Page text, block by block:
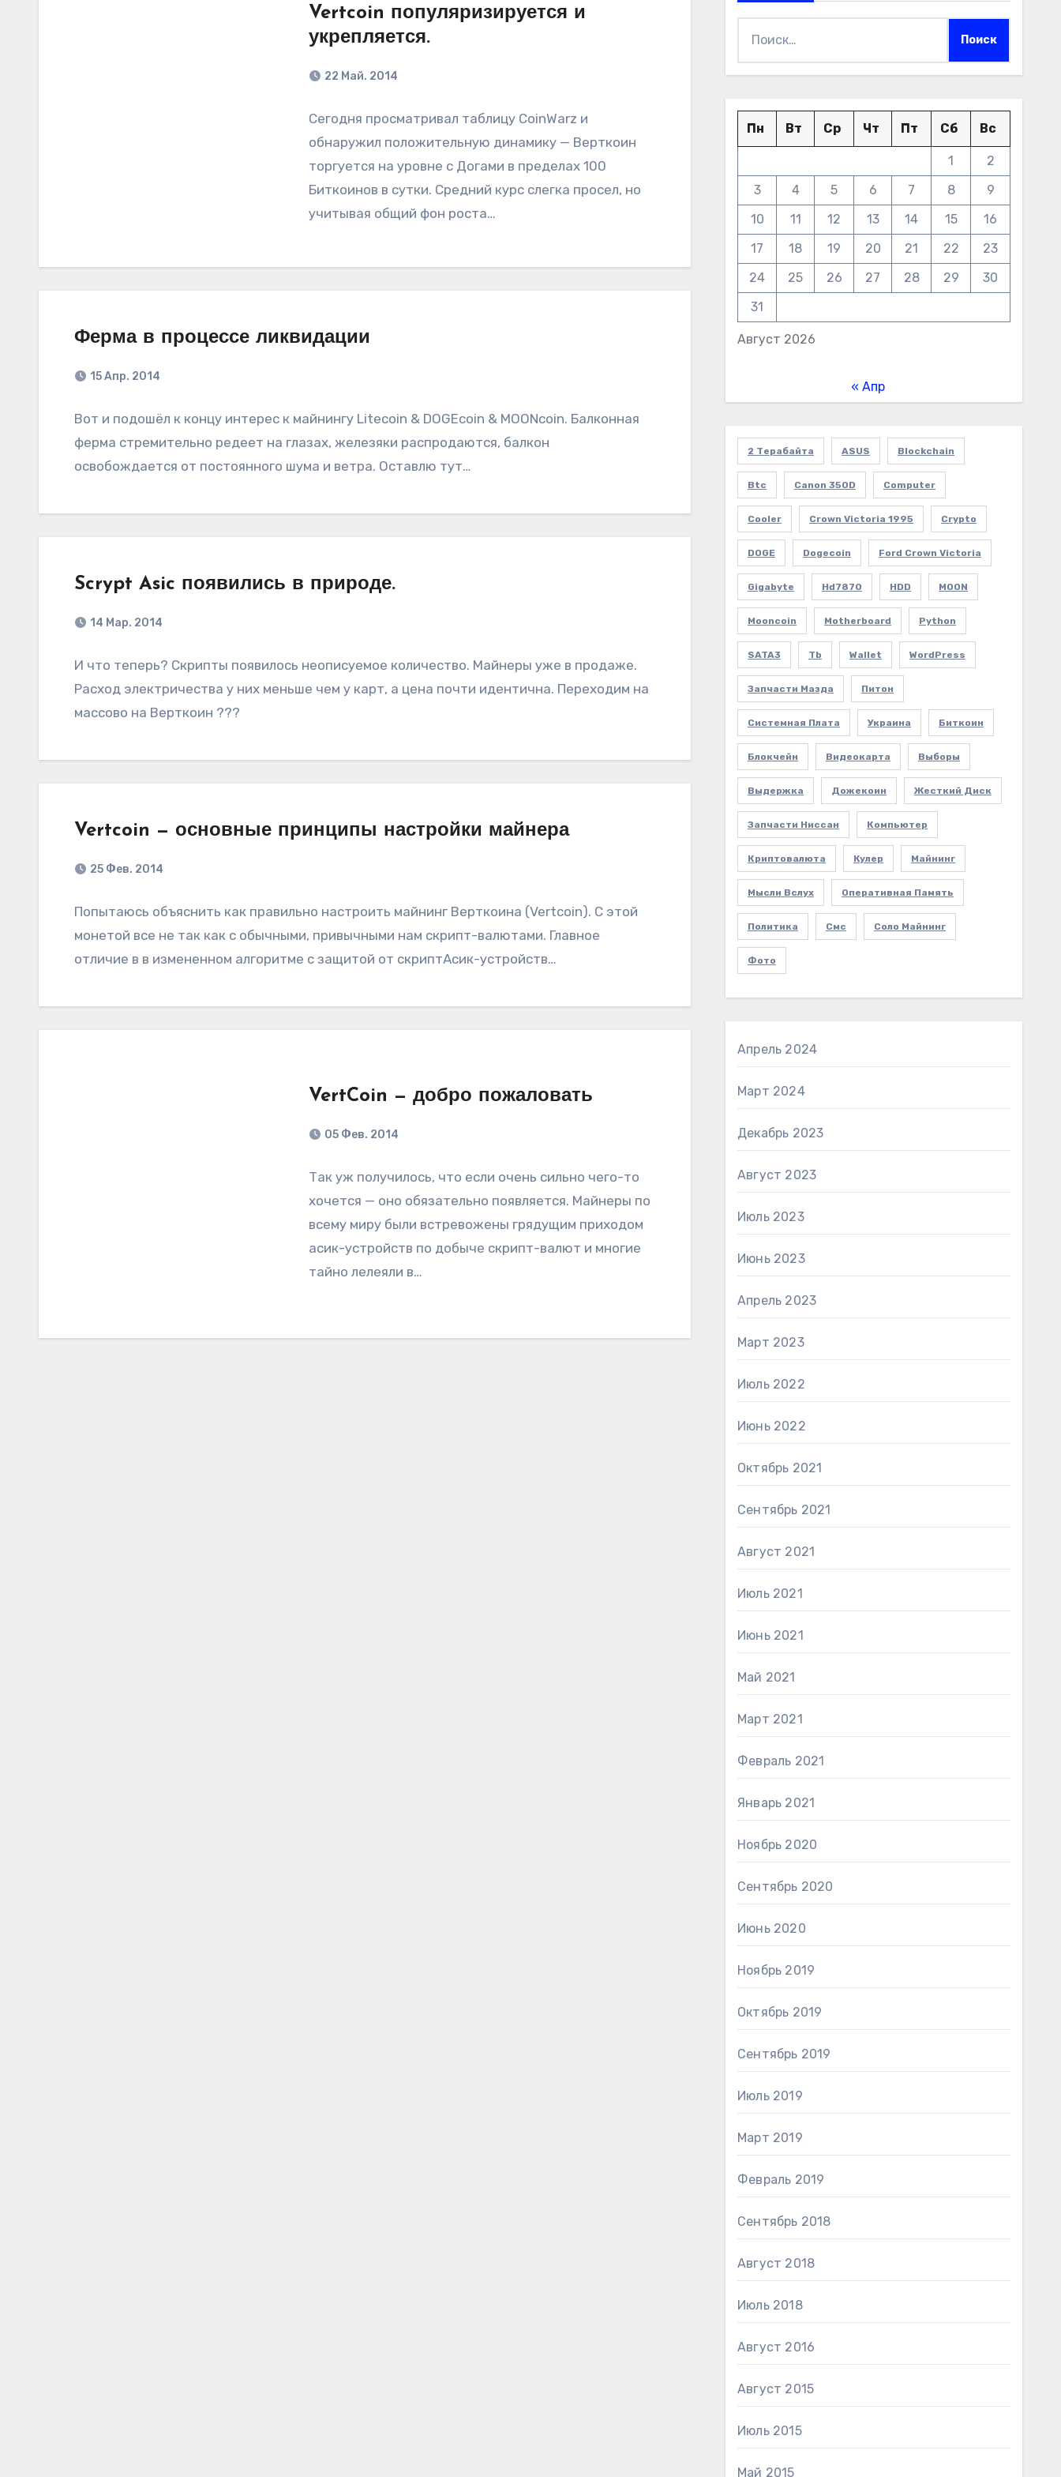
Vertcoin популяризируется и
укрепляется.
22 Май. 2014
Сегодня просматривал таблицу CoinWarz и
обнаружил положительную динамику — Верткоин
торгуется на уровне с Догами в пределах 100
Биткоинов в сутки. Средний курс слегка просел, но
учитывая общий фон роста…
Ферма в процессе ликвидации
15 Апр. 2014
Вот и подошёл к концу интерес к майнингу Litecoin & DOGEcoin & MOONcoin. Балконная
ферма стремительно редеет на глазах, железяки распродаются, балкон
освобождается от постоянного шума и ветра. Оставлю тут…
Scrypt Asic появились в природе.
14 Мар. 2014
И что теперь? Скрипты появилось неописуемое количество. Майнеры уже в продаже.
Расход электричества у них меньше чем у карт, а цена почти идентична. Переходим на
массово на Верткоин ???
Vertcoin — основные принципы настройки майнера
25 Фев. 2014
Попытаюсь объяснить как правильно настроить майнинг Верткоина (Vertcoin). С этой
монетой все не так как с обычными, привычными нам скрипт-валютами. Главное
отличие в в измененном алгоритме с защитой от скриптАсик-устройств…
VertCoin — добро пожаловать
05 Фев. 2014
Так уж получилось, что если очень сильно чего-то
хочется — оно обязательно появляется. Майнеры по
всему миру были встревожены грядущим приходом
асик-устройств по добыче скрипт-валют и многие
тайно лелеяли в…
Август 2026
Пн Вт Ср Чт Пт Сб Вс
1
2
3
4 5 6 7 8
9
10
11 12 13 14 15
16
17
18 19 20 21 22
23
24
25 26 27 28 29
30
31
« Апр
2 Терабайта ASUS Blockchain
Btc Canon 350D Computer
Cooler Crown Victoria 1995 Crypto
DOGE Dogecoin Ford Crown Victoria
Gigabyte Hd7870 HDD MOON
Mooncoin Motherboard Python
SATA3 Tb Wallet WordPress
Запчасти Мазда Питон
Системная Плата Украина Биткоин
Блокчейн Видеокарта Выборы
Выдержка Дожекоин Жесткий Диск
Запчасти Ниссан Компьютер
Криптовалюта Кулер Майнинг
Мысли Вслух Оперативная Память
Политика Смс Соло Майнинг
Фото
Апрель 2024
Март 2024
Декабрь 2023
Август 2023
Июль 2023
Июнь 2023
Апрель 2023
Март 2023
Июль 2022
Июнь 2022
Октябрь 2021
Сентябрь 2021
Август 2021
Июль 2021
Июнь 2021
Май 2021
Март 2021
Февраль 2021
Январь 2021
Ноябрь 2020
Сентябрь 2020
Июнь 2020
Ноябрь 2019
Октябрь 2019
Сентябрь 2019
Июль 2019
Март 2019
Февраль 2019
Сентябрь 2018
Август 2018
Июль 2018
Август 2016
Август 2015
Июль 2015
Май 2015